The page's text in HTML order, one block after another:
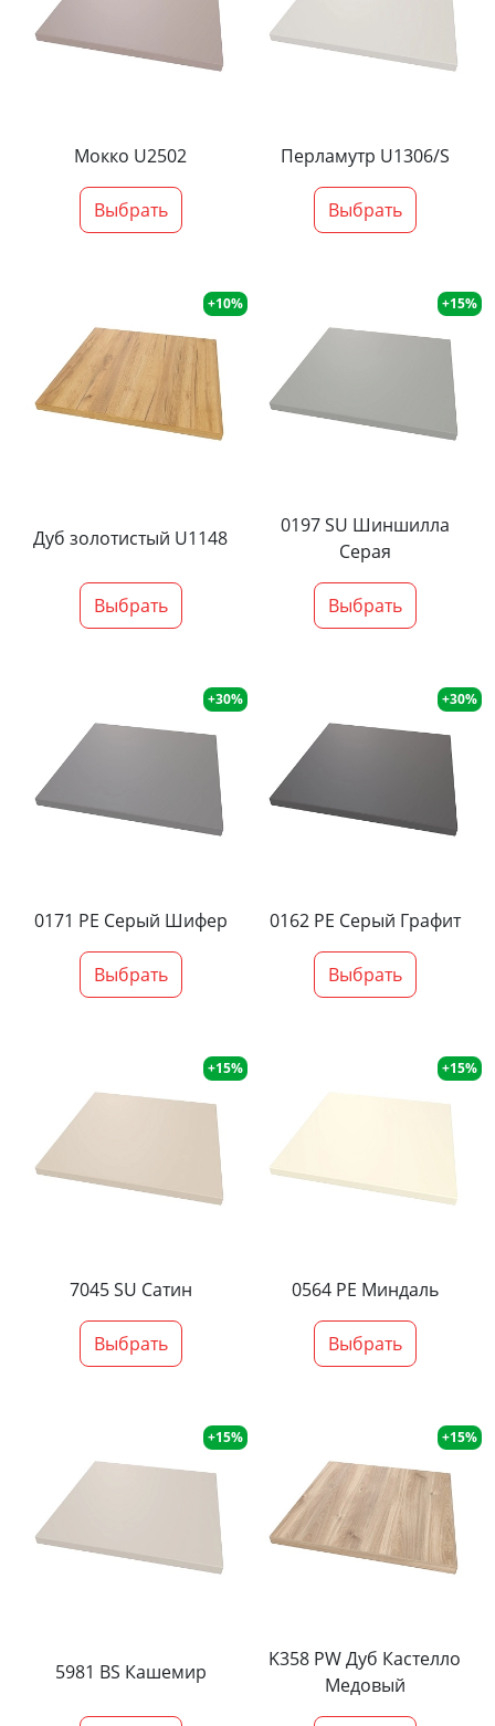
Мокко U2502
Выбрать
Перламутр U1306/S
Выбрать
+10%
Дуб золотистый U1148
Выбрать
+15%
0197 SU Шиншилла
Серая
Выбрать
+30%
0171 PE Серый Шифер
Выбрать
+30%
0162 PE Серый Графит
Выбрать
+15%
7045 SU Сатин
Выбрать
+15%
0564 PE Миндаль
Выбрать
+15%
5981 BS Кашемир
+15%
K358 PW Дуб Кастелло
Медовый